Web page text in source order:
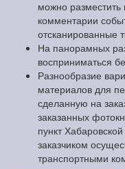
можно
комментарии
отсканированные
На панорамных
восприниматься
Разнообразие
материалов для
сделанную на
заказанных
пункт
заказчиком
транспортными